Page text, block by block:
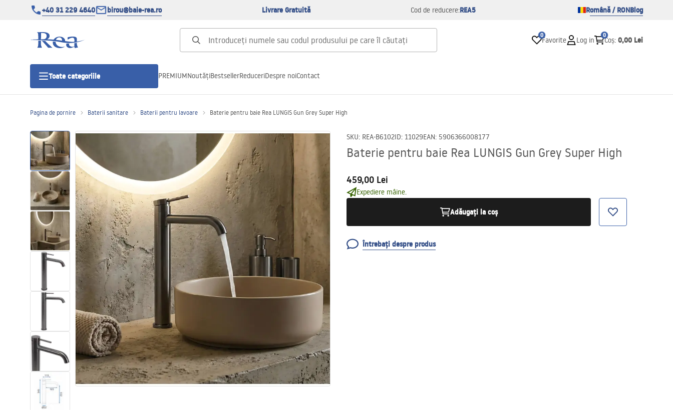
+40 31 229 4640 birou@baie-rea.ro Livrare Gratuită Cod de reducere:REA5 Română / RONBlog
0
Favorite Log in
0
Coș: 0,00 Lei
Toate categoriile
Usi pentru cabine de dus
Cadite de dus
Rigole Liniare
Vase WC si Bideuri
Lavoare
Cazi cu paravane
Baterii sanitare
Dusuri
Bucatarie
PREMIUMNoutățiBestsellerReduceriDespre noiContact
Pagina de pornire Baterii sanitare Baterii pentru lavoare Baterie pentru baie Rea LUNGIS Gun Grey Super High
SKU: REA-B6102ID: 11029EAN: 5906366008177
Baterie pentru baie Rea LUNGIS Gun Grey Super High
459,00 Lei
Expediere mâine.
Adăugați la coș
Întrebați despre produs